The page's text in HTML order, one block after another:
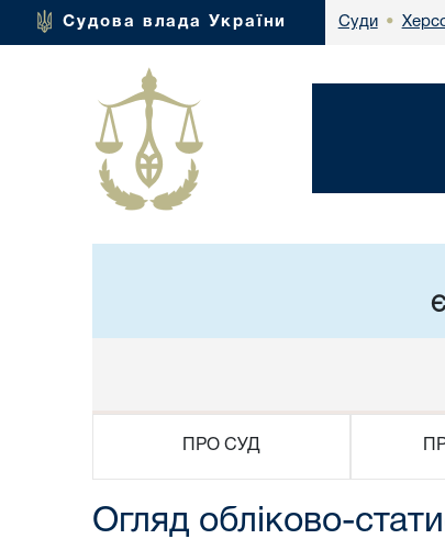
Судова влада України Суди •
ПРО СУД
Огляд облiково-